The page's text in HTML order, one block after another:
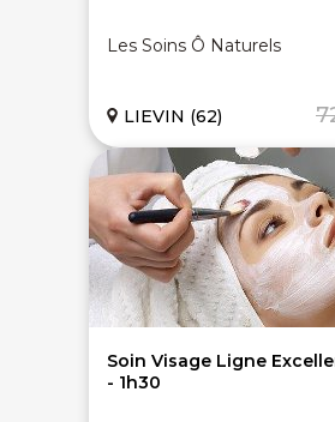
Les Soins Ô Naturels
LIEVIN (62)
Soin Visage Ligne
- 1h30